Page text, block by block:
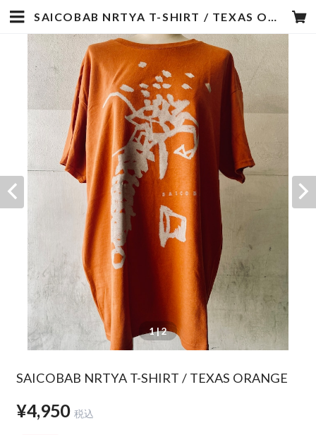
SAICOBAB NRTYA T-SHIRT / TEXAS ORANGE | SHOCHY SHOCKERS STORE
1| 2
SAICOBAB NRTYA T-SHIRT / TEXAS ORANGE
¥4,950 税込